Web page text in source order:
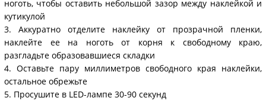
ноготь, чтобы оставить небольшой зазор между наклейкой и
кутикулой
3. Аккуратно отделите наклейку от прозрачной пленки,
наклейте ее на ноготь от корня к свободному краю,
разгладьте образовавшиеся складки
4. Оставьте пару миллиметров свободного края наклейки,
остальное обрежьте
5. Просушите в LED-лампе 30-90 секунд